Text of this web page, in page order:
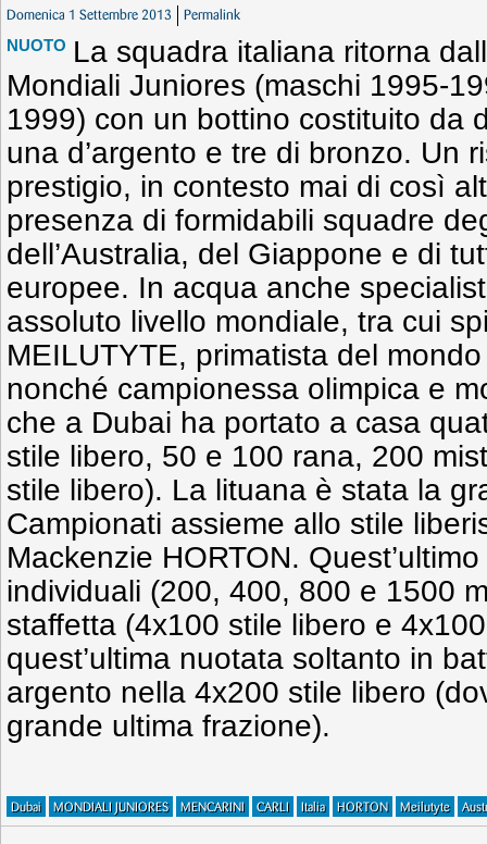
Domenica 1 Settembre 2013 Permalink
NUOTO La squadra italiana ritorna
Mondiali Juniores (maschi 1995-
1999) con un bottino costituito da
una d’argento e tre di bronzo. Un
prestigio, in contesto mai di così
presenza di formidabili squadre
dell’Australia, del Giappone e di
europee. In acqua anche
assoluto livello mondiale, tra cui
MEILUTYTE, primatista del
nonché campionessa olimpica e
che a Dubai ha portato a casa
stile libero, 50 e 100 rana, 200
stile libero). La lituana è stata la
Campionati assieme allo stile
Mackenzie HORTON.
individuali (200, 400, 800 e 1500
staffetta (4x100 stile libero e
quest’ultima nuotata soltanto in
argento nella 4x200 stile libero
grande ultima frazione).
Dubai MONDIALI JUNIORES MENCARINI CARLI Italia HORTON Meilutyte